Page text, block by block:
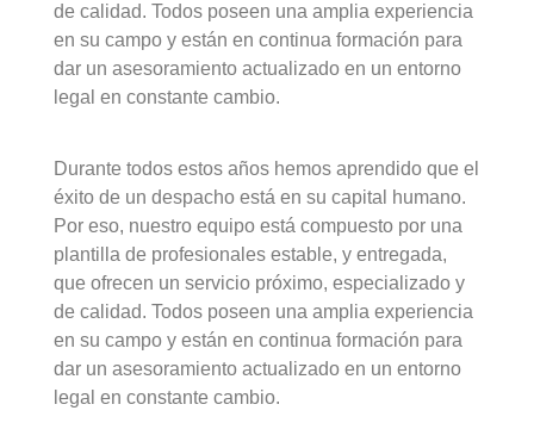
de calidad. Todos poseen una amplia experiencia
en su campo y están en continua formación para
dar un asesoramiento actualizado en un entorno
legal en constante cambio.
Durante todos estos años hemos aprendido que el
éxito de un despacho está en su capital humano.
Por eso, nuestro equipo está compuesto por una
plantilla de profesionales estable, y entregada,
que ofrecen un servicio próximo, especializado y
de calidad. Todos poseen una amplia experiencia
en su campo y están en continua formación para
dar un asesoramiento actualizado en un entorno
legal en constante cambio.